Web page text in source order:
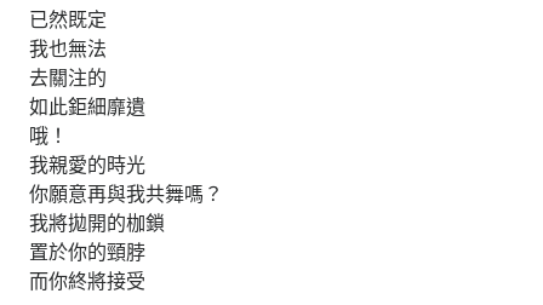
已然既定
我也無法
去關注的
如此鉅細靡遺
哦！
我親愛的時光
你願意再與我共舞嗎？
我將拋開的枷鎖
置於你的頸脖
而你終將接受